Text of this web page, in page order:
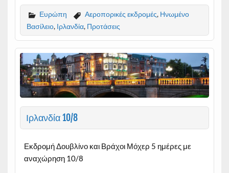
Ευρώπη Αεροπορικές εκδρομές, Ηνωμένο
Βασίλειο, Ιρλανδία, Προτάσεις
Ιρλανδία 10/8
Εκδρομή Δουβλίνο και Βράχοι Μόχερ 5 ημέρες με
αναχώρηση 10/8